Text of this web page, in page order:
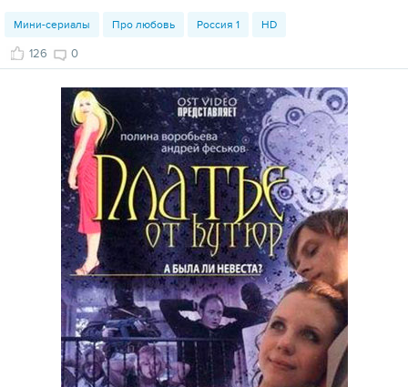
Мини-сериалы Про любовь Россия 1 HD
126 0